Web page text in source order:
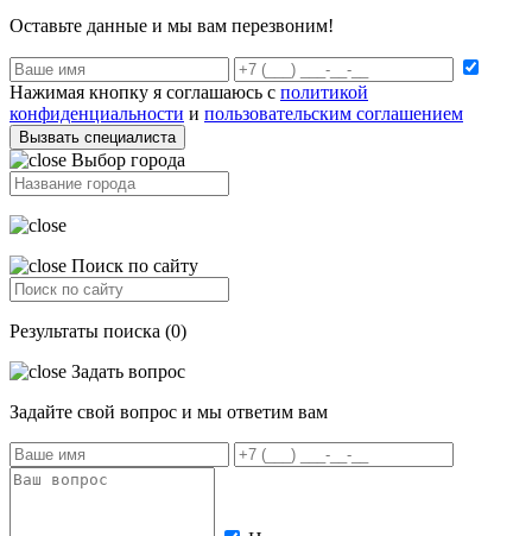
Оставьте данные и мы вам перезвоним!
Нажимая кнопку я соглашаюсь с политикой
конфиденциальности и пользовательским соглашением
Вызвать специалиста
Выбор города
Поиск по сайту
Результаты поиска (0)
Задать вопрос
Задайте свой вопрос и мы ответим вам